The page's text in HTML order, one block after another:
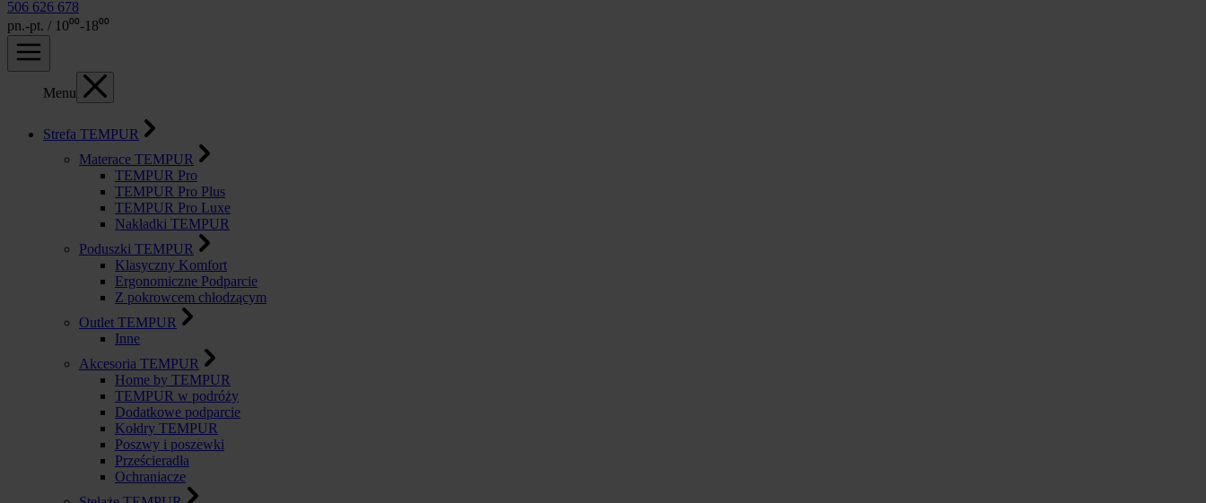
506 626 678
pn.-pt. / 10⁰⁰-18⁰⁰
Menu
Strefa TEMPUR
Materace TEMPUR
TEMPUR Pro
TEMPUR Pro Plus
TEMPUR Pro Luxe
Nakładki TEMPUR
Poduszki TEMPUR
Klasyczny Komfort
Ergonomiczne Podparcie
Z pokrowcem chłodzącym
Outlet TEMPUR
Inne
Akcesoria TEMPUR
Home by TEMPUR
TEMPUR w podróży
Dodatkowe podparcie
Kołdry TEMPUR
Poszwy i poszewki
Prześcieradła
Ochraniacze